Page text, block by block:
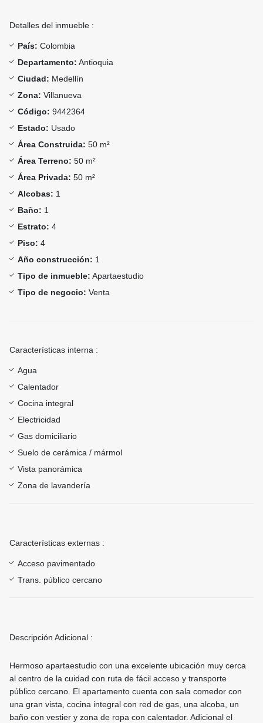
Detalles del inmueble :
País: Colombia
Departamento: Antioquia
Ciudad: Medellín
Zona: Villanueva
Código: 9442364
Estado: Usado
Área Construida: 50 m²
Área Terreno: 50 m²
Área Privada: 50 m²
Alcobas: 1
Baño: 1
Estrato: 4
Piso: 4
Año construcción: 1
Tipo de inmueble: Apartaestudio
Tipo de negocio: Venta
Características interna :
Agua
Calentador
Cocina integral
Electricidad
Gas domiciliario
Suelo de cerámica / mármol
Vista panorámica
Zona de lavandería
Características externas :
Acceso pavimentado
Trans. público cercano
Descripción Adicional :
Hermoso apartaestudio con una excelente ubicación muy cerca
al centro de la cuidad con ruta de fácil acceso y transporte
público cercano. El apartamento cuenta con sala comedor con
una gran vista, cocina integral con red de gas, una alcoba, un
baño con vestier y zona de ropa con calentador. Adicional el